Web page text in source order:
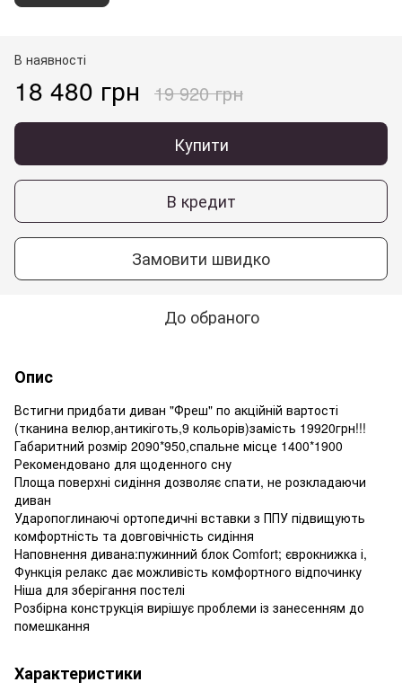
В наявності
18 480 грн 19 920 грн
Купити
В кредит
Замовити швидко
До обраного
Опис
Встигни придбати диван "Фреш" по акційній вартості
(тканина велюр,антикіготь,9 кольорів)замість 19920грн!!!
Габаритний розмір 2090*950,спальне місце 1400*1900
Рекомендовано для щоденного сну
Площа поверхні сидіння дозволяє спати, не розкладаючи
диван
Ударопоглинаючі ортопедичні вставки з ППУ підвищують
комфортність та довговічність сидіння
Наповнення дивана:пужинний блок Comfort; єврокнижка і,
Функція релакс дає можливість комфортного відпочинку
Ніша для зберігання постелі
Розбірна конструкція вирішує проблеми із занесенням до
помешкання
Характеристики